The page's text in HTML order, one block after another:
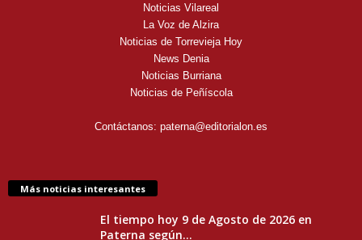
Noticias Vilareal
La Voz de Alzira
Noticias de Torrevieja Hoy
News Denia
Noticias Burriana
Noticias de Peñíscola
Contáctanos: paterna@editorialon.es
Más noticias interesantes
El tiempo hoy 9 de Agosto de 2026 en
Paterna según...